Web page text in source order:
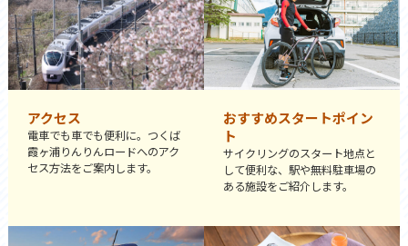
アクセス
電車でも車でも便利に。つくば
霞ヶ浦りんりんロードへのアク
セス方法をご案内します。
おすすめスタートポイン
ト
サイクリングのスタート地点と
して便利な、駅や無料駐車場の
ある施設をご紹介します。